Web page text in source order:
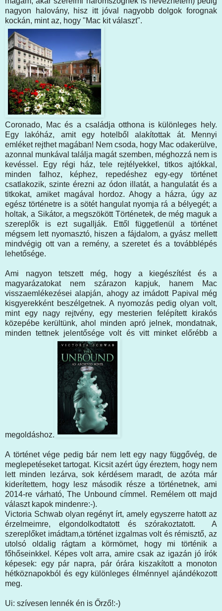
nagyon halovány, hisz itt jóval nagyobb dolgok forognak
kockán, mint az, hogy "Mac kit választ".
Coronado, Mac és a családja otthona is különleges hely.
Egy lakóház, amit egy hotelből alakítottak át. Mennyi
emléket rejthet magában! Nem csoda, hogy Mac odakerülve,
azonnal munkával találja magát szemben, méghozzá nem is
kevéssel. Egy régi ház, tele rejtélyekkel, titkos ajtókkal,
minden falhoz, képhez, repedéshez egy-egy történet
csatlakozik, szinte érezni az ódon illatát, a hangulatát és a
titkokat, amiket magával hordoz. Ahogy a házra, úgy az
egész történetre is a sötét hangulat nyomja rá a bélyegét; a
holtak, a Sikátor, a megszökött Történetek, de még maguk a
szereplők is ezt sugallják. Ettől függetlenül a történet
mégsem lett nyomasztó, hiszen a fájdalom, a gyász mellett
mindvégig ott van a remény, a szeretet és a továbblépés
lehetősége.
Ami nagyon tetszett még, hogy a kiegészítést és a
magyarázatokat nem szárazon kapjuk, hanem Mac
visszaemlékezései alapján, ahogy az imádott Papival még
kisgyerekként beszélgetnek. A nyomozás pedig olyan volt,
mint egy nagy rejtvény, egy mesterien felépített kirakós
közepébe kerültünk, ahol minden apró jelnek, mondatnak,
minden tettnek jelentősége volt és vitt minket előrébb a
megoldáshoz.
A történet vége pedig bár nem lett egy nagy függővég, de
meglepetéseket tartogat. Kicsit azért úgy éreztem, hogy nem
lett minden lezárva, sok kérdésem maradt, de azóta már
kiderítettem, hogy lesz második része a történetnek, ami
2014-re várható, The Unbound címmel. Remélem ott majd
választ kapok mindenre:-).
Victoria Schwab olyan regényt írt, amely egyszerre hatott az
érzelmeimre, elgondolkodtatott és szórakoztatott. A
szereplőket imádtam,a történet izgalmas volt és rémisztő, az
utolsó oldalig rágtam a körmömet, hogy mi történik a
főhőseinkkel. Képes volt arra, amire csak az igazán jó írók
képesek: egy pár napra, pár órára kiszakított a monoton
hétköznapokból és egy különleges élménnyel ajándékozott
meg.
Ui: szívesen lennék én is Őrző!:-)